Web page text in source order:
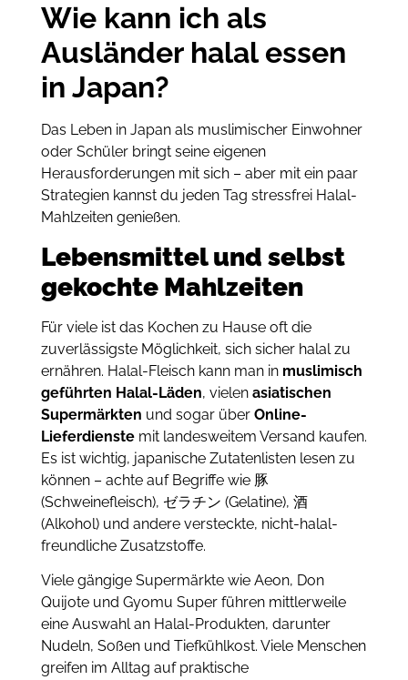
Wie kann ich als
Ausländer halal essen
in Japan?
Das Leben in Japan als muslimischer Einwohner
oder Schüler bringt seine eigenen
Herausforderungen mit sich – aber mit ein paar
Strategien kannst du jeden Tag stressfrei Halal-
Mahlzeiten genießen.
Lebensmittel und selbst
gekochte Mahlzeiten
Für viele ist das Kochen zu Hause oft die
zuverlässigste Möglichkeit, sich sicher halal zu
ernähren. Halal-Fleisch kann man in muslimisch
geführten Halal-Läden, vielen asiatischen
Supermärkten und sogar über Online-
Lieferdienstemit landesweitem Versand kaufen.
Es ist wichtig, japanische Zutatenlisten lesen zu
können – achte auf Begriffe wie 豚
(Schweinefleisch), ゼラチン (Gelatine), 酒
(Alkohol) und andere versteckte, nicht-halal-
freundliche Zusatzstoffe.
Viele gängige Supermärkte wie Aeon, Don
Quijote und Gyomu Super führen mittlerweile
eine Auswahl an Halal-Produkten, darunter
Nudeln, Soßen und Tiefkühlkost. Viele Menschen
greifen im Alltag auf praktische